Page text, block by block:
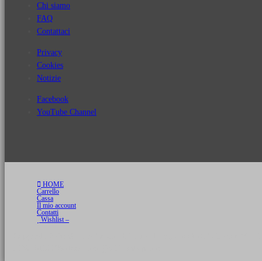
Chi siamo
FAQ
Contattaci
Privacy
Cookies
Notizie
Facebook
YouTube Channel
HOME
Carrello
Cassa
Il mio account
Contatti
Wishlist –